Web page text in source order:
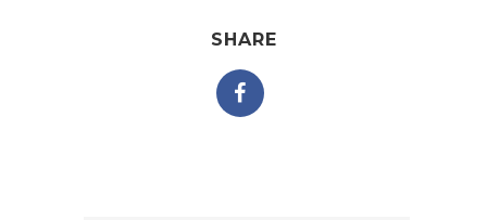
SHARE